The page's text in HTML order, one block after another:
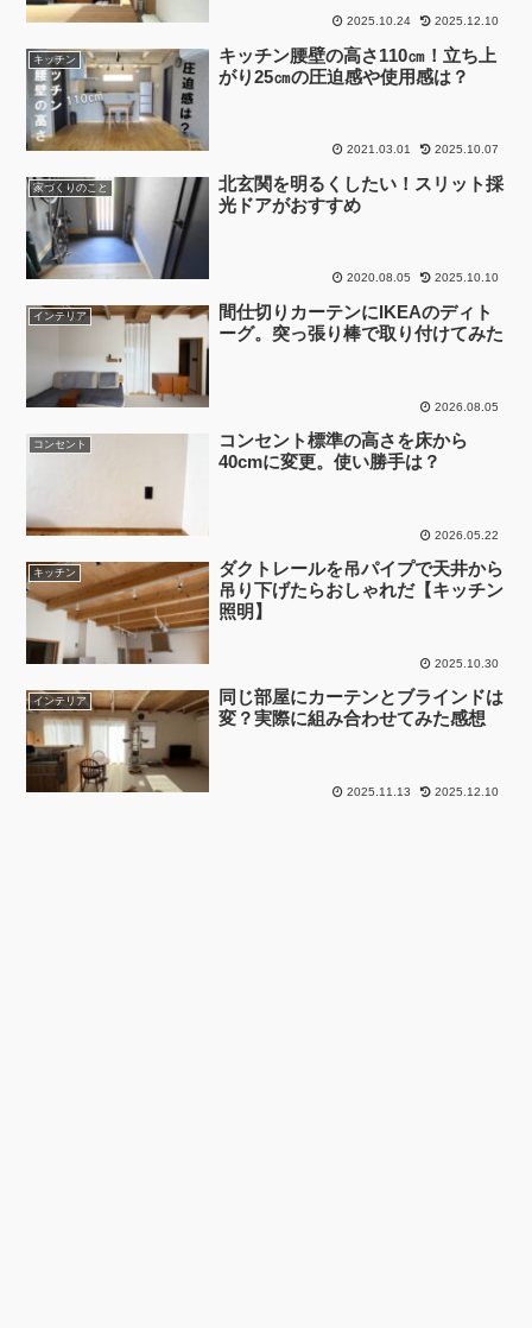
2025.10.24 2025.12.10
キッチン
キッチン腰壁の高さ110㎝！立ち上
がり25㎝の圧迫感や使用感は？
2021.03.01 2025.10.07
家づくりのこと
北玄関を明るくしたい！スリット採
光ドアがおすすめ
2020.08.05 2025.10.10
インテリア
間仕切りカーテンにIKEAのディト
ーグ。突っ張り棒で取り付けてみた
2026.08.05
コンセント
コンセント標準の高さを床から
40cmに変更。使い勝手は？
2026.05.22
キッチン
ダクトレールを吊パイプで天井から
吊り下げたらおしゃれだ【キッチン
照明】
2025.10.30
インテリア
同じ部屋にカーテンとブラインドは
変？実際に組み合わせてみた感想
2025.11.13 2025.12.10